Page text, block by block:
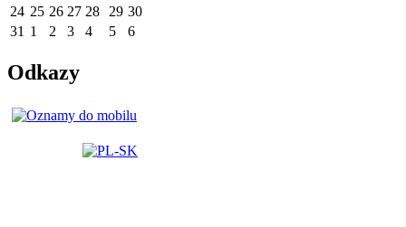
24 25 26 27 28 29 30
31 1 2 3 4 5 6
Odkazy